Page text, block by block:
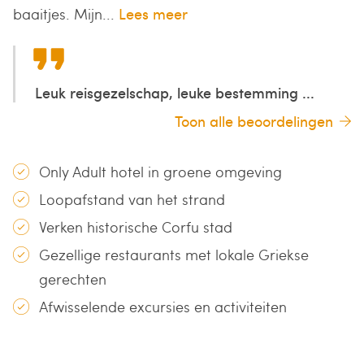
baaitjes. Mijn... Lees meer
Leuk reisgezelschap, leuke bestemming ...
Toon alle beoordelingen
Only Adult hotel in groene omgeving
Loopafstand van het strand
Verken historische Corfu stad
Gezellige restaurants met lokale Griekse
gerechten
Afwisselende excursies en activiteiten